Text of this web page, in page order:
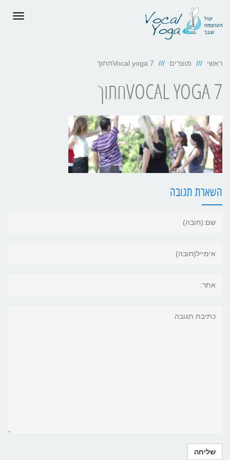
ראשי מוצרים Vocal yoga 7חתוך
VOCAL YOGA 7חתוך
השארת תגובה